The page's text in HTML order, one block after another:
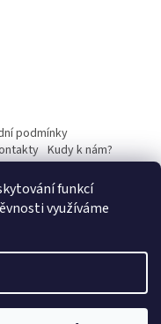
funkcí
využíváme
podmínky
Kudy k nám?
prodbykosta
vyhrazena.Upravit